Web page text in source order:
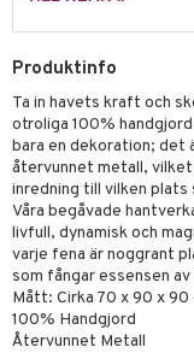
Produktinfo
Ta in havets kraft och
otroliga 100%
bara en dekoration;
återvunnet metall,
inredning till vilken plats
Våra begåvade
livfull, dynamisk och
varje fena är noggrant
som fångar essensen
Mått: Cirka 70 x 90 x 90
100% Handgjord
Återvunnet Metall
& Grönsaksknivar
Muggar
/ Outdoor
tallrikar
Bakformar
& Skålar
& Örngott